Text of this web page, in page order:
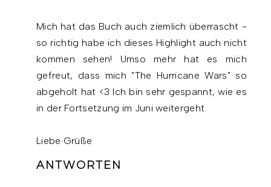
Mich hat das Buch auch ziemlich überrascht -
so richtig habe ich dieses Highlight auch nicht
kommen sehen! Umso mehr hat es mich
gefreut, dass mich "The Hurricane Wars" so
abgeholt hat <3 Ich bin sehr gespannt, wie es
in der Fortsetzung im Juni weitergeht.
Liebe Grüße
ANTWORTEN